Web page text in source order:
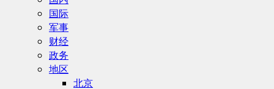
国际
军事
财经
政务
地区
北京